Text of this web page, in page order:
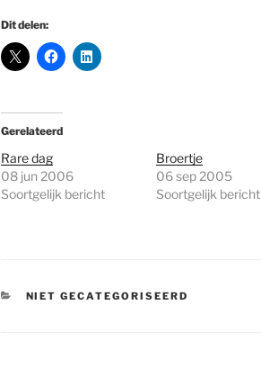
Dit delen:
Gerelateerd
Rare dag
08 jun 2006
Soortgelijk bericht
Broertje
06 sep 2005
Soortgelijk bericht
CATEGORIEËN
NIET GECATEGORISEERD